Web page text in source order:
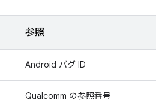
参照
Android バグ ID
Qualcomm の参照番号